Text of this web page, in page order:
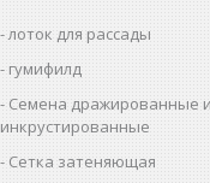
лоток для рассады
гумифилд
Семена дражированные и
инкрустированные
Сетка затеняющая